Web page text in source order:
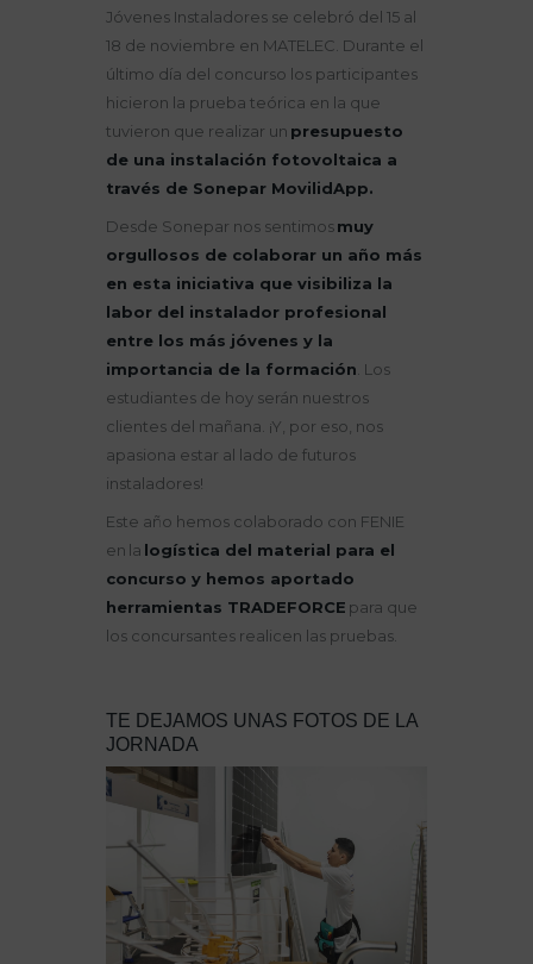
Jóvenes Instaladores se celebró del 15 al
18 de noviembre en MATELEC. Durante el
último día del concurso los participantes
hicieron la prueba teórica en la que
tuvieron que realizar un presupuesto
de una instalación fotovoltaica a
través de Sonepar MovilidApp.
Desde Sonepar nos sentimosmuy
orgullosos de colaborar un año más
en esta iniciativa que visibiliza la
labor del instalador profesional
entre los más jóvenes y la
importancia de la formación. Los
estudiantes de hoy serán nuestros
clientes del mañana. ¡Y, por eso, nos
apasiona estar al lado de futuros
instaladores!
Este año hemos colaborado con FENIE
en la logística del material para el
concurso y hemos aportado
herramientas TRADEFORCE para que
los concursantes realicen las pruebas.
TE DEJAMOS UNAS FOTOS DE LA
JORNADA